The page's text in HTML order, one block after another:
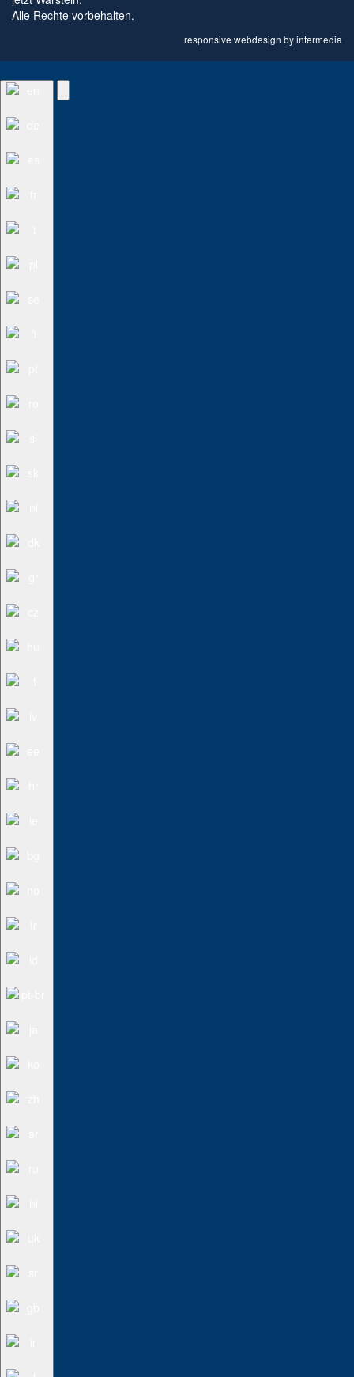
Alle Rechte vorbehalten.
responsive webdesign byintermedia